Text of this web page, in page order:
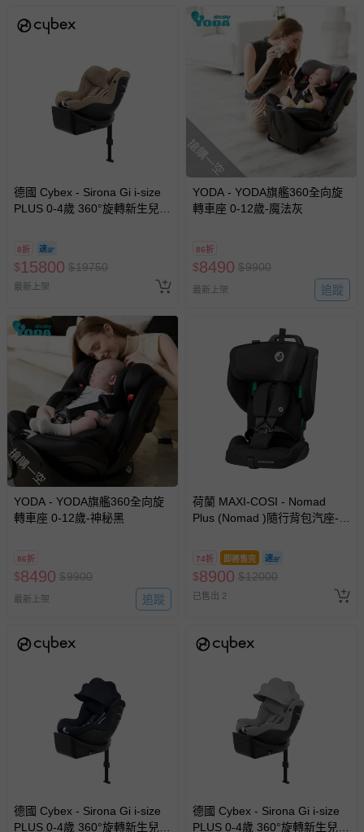
德國 Cybex - Sirona Gi i-size
PLUS 0-4歲 360°旋轉新生兒安
8折
$15800 $19750
最新上架
搶購一空
YODA - YODA旗艦360全向旋
轉車座 0-12歲-魔法灰
86折
$8490 $9900
最新上架 追蹤
搶購一空
YODA - YODA旗艦360全向旋
轉車座 0-12歲-神秘黑
86折
$8490 $9900
最新上架 追蹤
荷蘭 MAXI-COSI - Nomad
Plus (Nomad )隨行背包汽座-可
黑 (輕量4KG)
74折 即將售完
$8900 $12000
已售出 2
德國 Cybex - Sirona Gi i-size
PLUS 0-4歲 360°旋轉新生兒安
德國 Cybex - Sirona Gi i-size
PLUS 0-4歲 360°旋轉新生兒安